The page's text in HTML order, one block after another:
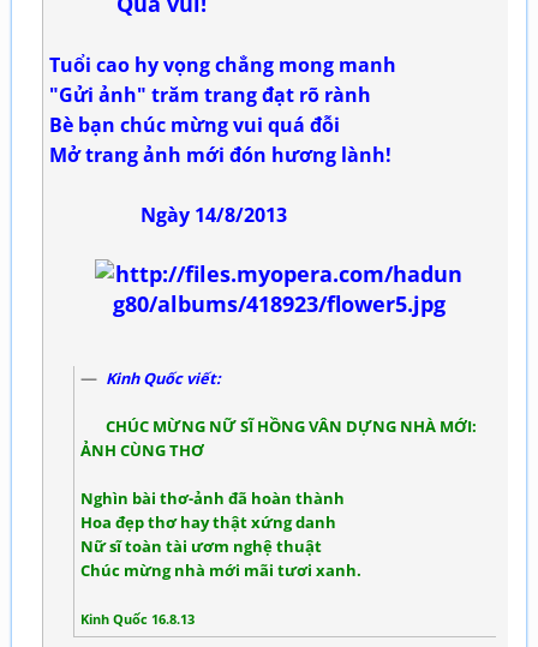
Tuổi cao hy vọng chẳng mong manh
"Gửi ảnh" trăm trang đạt rõ rành
Bè bạn chúc mừng vui quá đỗi
Mở trang ảnh mới đón hương lành!
Ngày 14/8/2013
Kinh Quốc viết:
CHÚC MỪNG NỮ SĨ HỒNG VÂN DỰNG NHÀ MỚI:
ẢNH CÙNG THƠ
Nghìn bài thơ-ảnh đã hoàn thành
Hoa đẹp thơ hay thật xứng danh
Nữ sĩ toàn tài ươm nghệ thuật
Chúc mừng nhà mới mãi tươi xanh.
Kinh Quốc 16.8.13